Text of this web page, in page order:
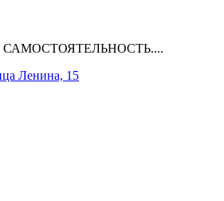
Ленина, 15